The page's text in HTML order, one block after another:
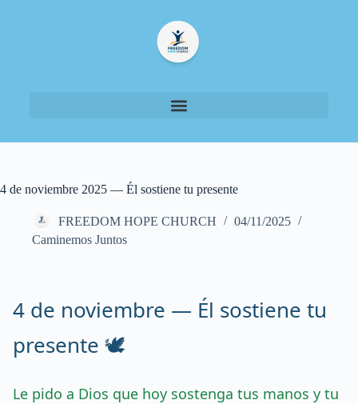
4 de noviembre 2025 — Él sostiene tu presente
FREEDOM HOPE CHURCH
04/11/2025
Caminemos Juntos
4 de noviembre — Él sostiene tu
presente 🕊️
Le pido a Dios que hoy sostenga tus manos y tu